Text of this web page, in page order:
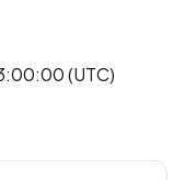
(UTC)